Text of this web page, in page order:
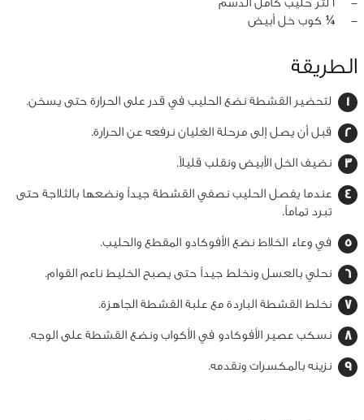
‏-
1 لتر حليب كامل الدسم
‏-
¼ كوب خل أبيض
الطريقة
لتحضير القشطة نضع الحليب في قدر على الحرارة حتى يسخن.
قبل أن يصل إلى مرحلة الغليان نرفعه عن الحرارة.
نضيف الخل الأبيض ونقلب قليلاً.
عندما يفصل الحليب نصفي القشطة جيداً ونضعها بالثلاجة حتى
تبرد تماماً.
في وعاء الخلاط نضع الأفوكادو المقطع والحليب.
نحلي بالعسل ونخلط جيداً حتى يصبح الخليط ناعم القوام.
نخلط القشطة الباردة مع علبة القشطة الجاهزة.
نسكب عصير الأفوكادو في الأكواب ونضع القشطة على الوجه.
نزينه بالمكسرات ونقدمه.